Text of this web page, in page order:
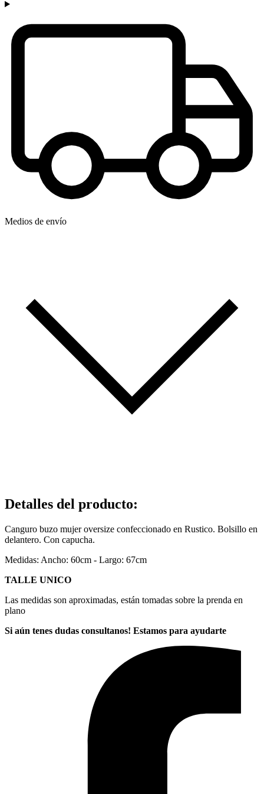
Medios de envío
Detalles del producto:
Canguro buzo mujer oversize confeccionado en Rustico. Bolsillo en
delantero. Con capucha.
Medidas: Ancho: 60cm - Largo: 67cm
TALLE UNICO
Las medidas son aproximadas, están tomadas sobre la prenda en
plano
Si aún tenes dudas consultanos! Estamos para ayudarte